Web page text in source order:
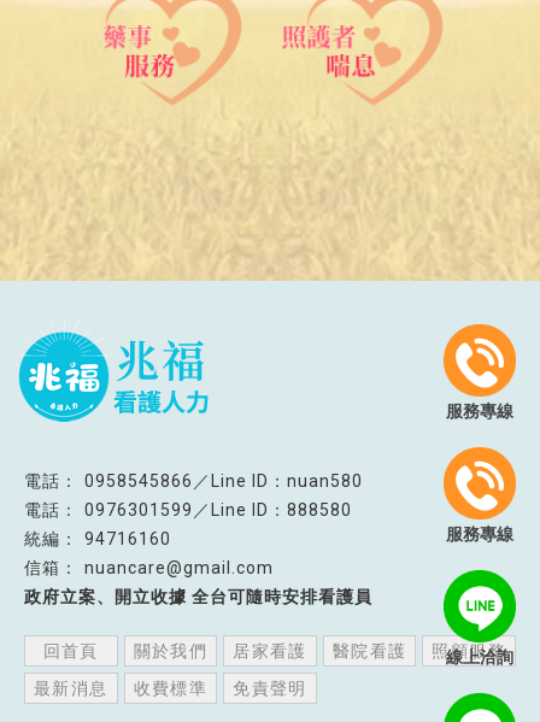
服務專線
服務專線
線上洽詢
0958545866／Line ID：nuan580
0976301599／Line ID：888580
94716160
nuancare@gmail.com
政府立案、開立收據 全台可隨時安排看護員
回首頁 關於我們 居家看護 醫院看護
照顧服務
最新消息
收費標準 免責聲明